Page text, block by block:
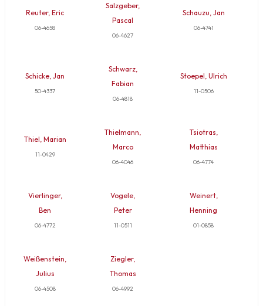
Reuter, Eric
06-4658
Salzgeber,
Pascal
06-4627
Schauzu, Jan
06-4741
Schicke, Jan
50-4337
Schwarz,
Fabian
06-4818
Stoepel, Ulrich
11-0506
Thiel, Marian
11-0429
Thielmann,
Marco
06-4046
Tsiotras,
Matthias
06-4774
Vierlinger,
Ben
06-4772
Vogele,
Peter
11-0511
Weinert,
Henning
01-0858
Weißenstein,
Julius
06-4508
Ziegler,
Thomas
06-4992